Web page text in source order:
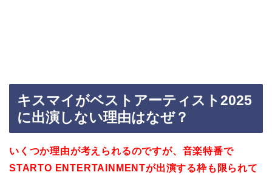
キスマイがベストアーティスト2025
に出演しない理由はなぜ？
いくつか理由が考えられるのですが、音楽特番で
STARTO ENTERTAINMENTが出演する枠も限られて